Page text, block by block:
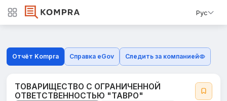
Рус
Отчёт Kompra Справка eGov Следить за компанией
ТОВАРИЩЕСТВО С ОГРАНИЧЕННОЙ
ОТВЕТСТВЕННОСТЬЮ "ТАВРО"